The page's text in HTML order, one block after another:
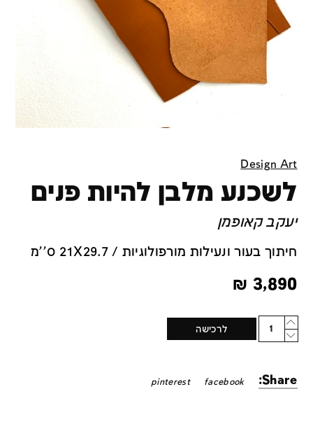
Design Art
לשכנע מלבן להיות פנים
יעקב קאופמן
חיתוך בעור ונעילות מורפולוגיות / 21X29.7 ס''מ
3,890
₪
Quantity
לרכישה
Share:
facebook
pinterest